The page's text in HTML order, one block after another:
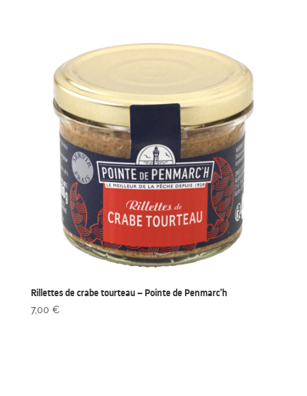
Rillettes de crabe tourteau – Pointe de Penmarc’h
7,00 €